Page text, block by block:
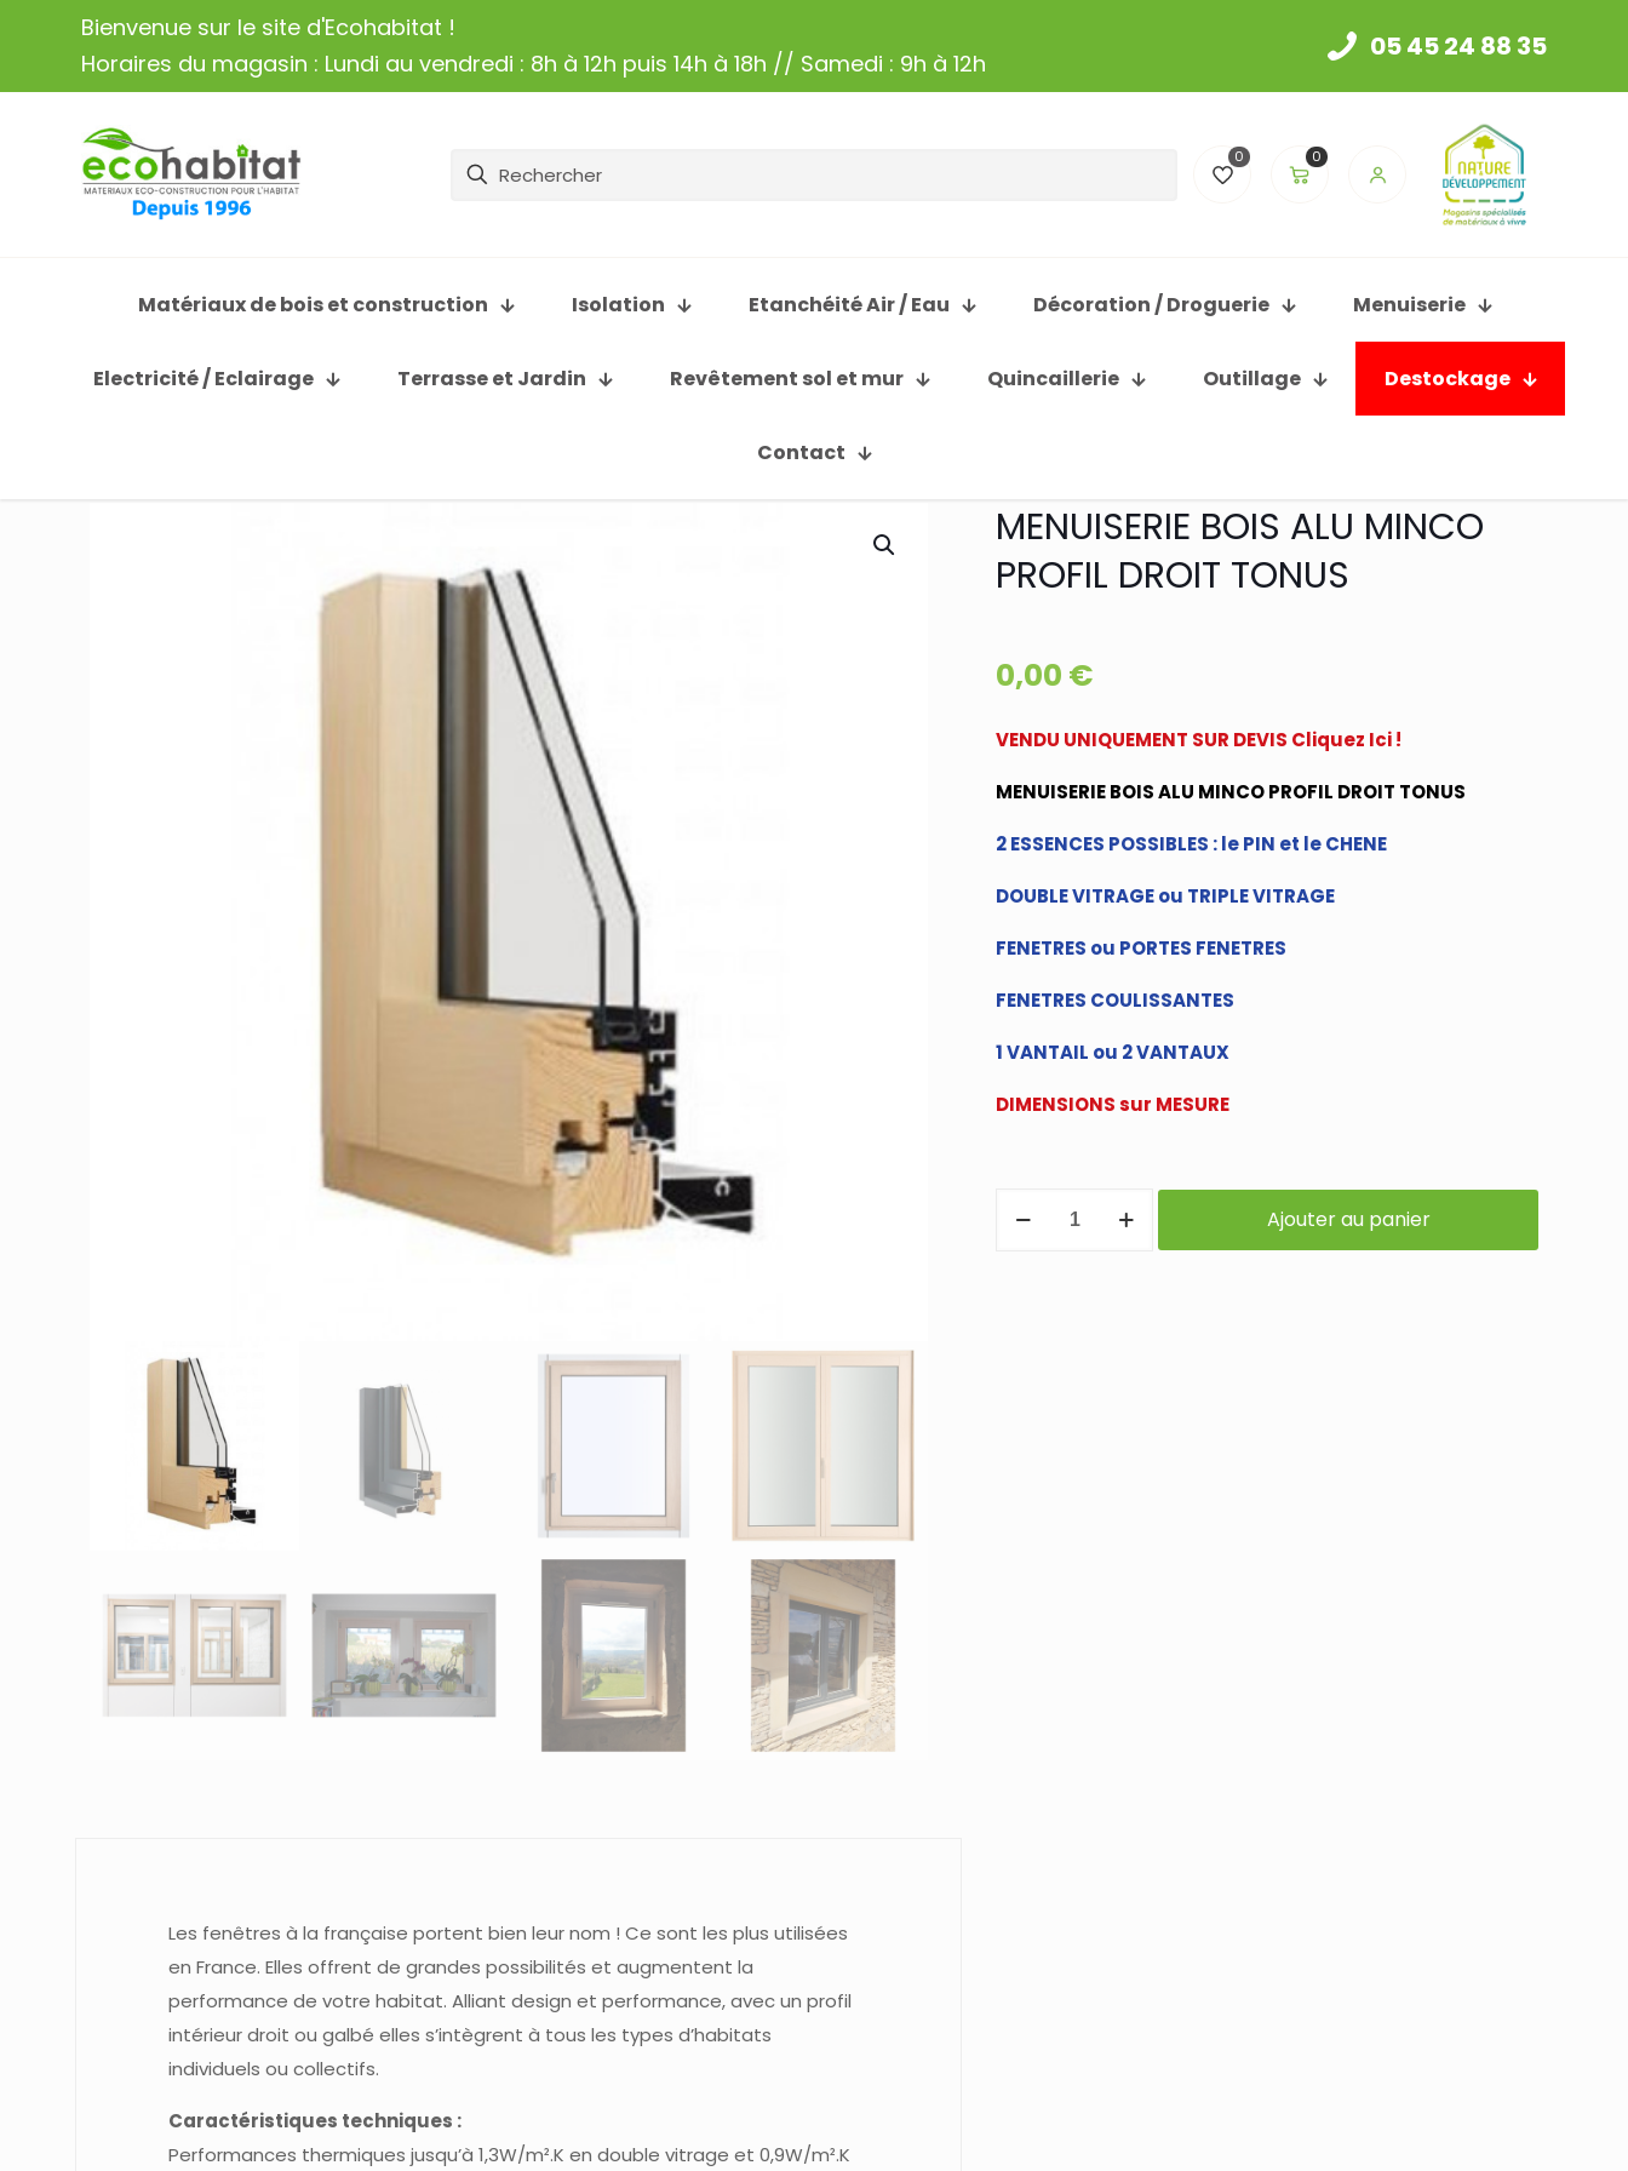
Bienvenue sur le site d'Ecohabitat !
Horaires du magasin : Lundi au vendredi : 8h à 12h puis 14h à 18h // Samedi : 9h à 12h
05 45 24 88 35
0 0
Matériaux de bois et construction Isolation Etanchéité Air / Eau Décoration / Droguerie Menuiserie
Electricité / Eclairage Terrasse et Jardin Revêtement sol et mur Quincaillerie Outillage Destockage
Contact
MENUISERIE BOIS ALU MINCO
PROFIL DROIT TONUS
0,00 €
VENDU UNIQUEMENT SUR DEVIS Cliquez Ici !
MENUISERIE BOIS ALU MINCO PROFIL DROIT TONUS
2 ESSENCES POSSIBLES : le PIN et le CHENE
DOUBLE VITRAGE ou TRIPLE VITRAGE
FENETRES ou PORTES FENETRES
FENETRES COULISSANTES
1 VANTAIL ou 2 VANTAUX
DIMENSIONS sur MESURE
Ajouter au panier
Les fenêtres à la française portent bien leur nom ! Ce sont les plus utilisées
en France. Elles offrent de grandes possibilités et augmentent la
performance de votre habitat. Alliant design et performance, avec un profil
intérieur droit ou galbé elles s’intègrent à tous les types d’habitats
individuels ou collectifs.
Caractéristiques techniques :
Performances thermiques jusqu’à 1,3W/m².K en double vitrage et 0,9W/m².K